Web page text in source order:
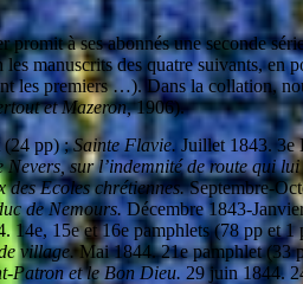
à ses abonnés une seconde
manuscrits des quatre suivants, en
les premiers …). Dans la collation,
et Mazeron,1906).
(24 pp) ;Sainte Flavie. Juillet 1843. 3e
Nevers, sur l’indemnité de route qui
des Ecoles chrétiennes.Septembre-
de Nemours.Décembre 1843-
14e, 15e et 16e pamphlets (78 pp et
village.Mai 1844. 21e pamphlet (33
Patron et le Bon Dieu. 29 juin 1844.